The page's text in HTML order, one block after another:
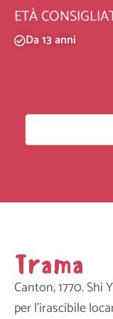
ETÀ
Da 13 anni
Trama
Canton, 1770.
per l’irascibile